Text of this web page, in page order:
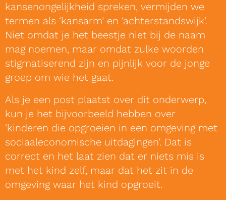
kansenongelijkheid spreken, vermijden we
termen als ‘kansarm’ en ‘achterstandswijk’.
Niet omdat je het beestje niet bij de naam
mag noemen, maar omdat zulke woorden
stigmatiserend zijn en pijnlijk voor de jonge
groep om wie het gaat.
Als je een post plaatst over dit onderwerp,
kun je het bijvoorbeeld hebben over
‘kinderen die opgroeien in een omgeving met
sociaaleconomische uitdagingen’. Dat is
correct en het laat zien dat er niets mis is
met het kind zelf, maar dat het zit in de
omgeving waar het kind opgroeit.